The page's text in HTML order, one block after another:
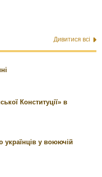
Дивитися всі
Конституції» в
українців у воюючій